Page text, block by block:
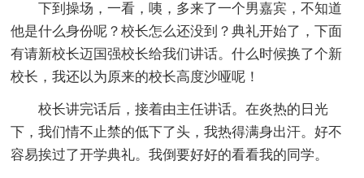
下到操场，一看，咦，多来了一个男嘉宾，不知道
他是什么身份呢？校长怎么还没到？典礼开始了，下面
有请新校长迈国强校长给我们讲话。什么时候换了个新
校长，我还以为原来的校长高度沙哑呢！
校长讲完话后，接着由主任讲话。在炎热的日光
下，我们情不止禁的低下了头，我热得满身出汗。好不
容易挨过了开学典礼。我倒要好好的看看我的同学。